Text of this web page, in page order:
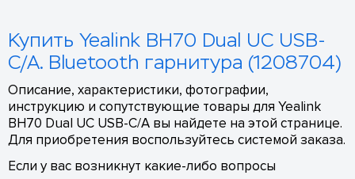
Купить Yealink BH70 Dual UC USB-
C/A. Bluetooth гарнитура (1208704)
Описание, характеристики, фотографии,
инструкцию и сопутствующие товары для Yealink
BH70 Dual UC USB-C/A вы найдете на этой странице.
Для приобретения воспользуйтесь системой заказа.
Если у вас возникнут какие-либо вопросы